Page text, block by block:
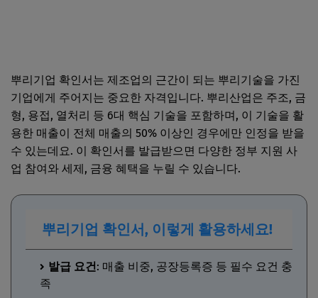
뿌리기업 확인서는 제조업의 근간이 되는 뿌리기술을 가진
기업에게 주어지는 중요한 자격입니다. 뿌리산업은 주조, 금
형, 용접, 열처리 등 6대 핵심 기술을 포함하며, 이 기술을 활
용한 매출이 전체 매출의 50% 이상인 경우에만 인정을 받을
수 있는데요. 이 확인서를 발급받으면 다양한 정부 지원 사
업 참여와 세제, 금융 혜택을 누릴 수 있습니다.
뿌리기업 확인서, 이렇게 활용하세요!
발급 요건: 매출 비중, 공장등록증 등 필수 요건 충
족